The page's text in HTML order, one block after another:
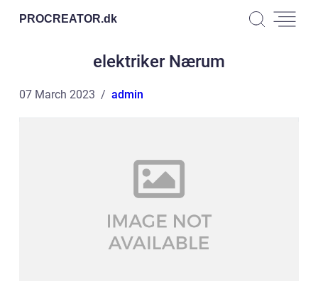
PROCREATOR.dk
elektriker Nærum
07 March 2023 admin